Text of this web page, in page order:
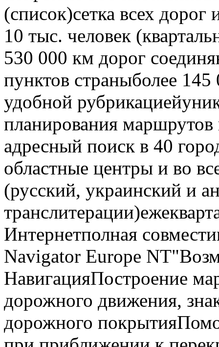
(список)сетка всех
10 тыс. человек
530 000 км дорог
пунктов страныболее
удобной
планирования
адресный поиск в 40
областные центры и во
(русский, украинский и
Интернетполная
Navigator Europe
НавигацияПостроение
дорожного движения,
дорожного